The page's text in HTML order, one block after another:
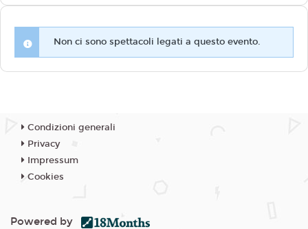
Non ci sono spettacoli legati a questo evento.
Condizioni generali
Privacy
Impressum
Cookies
Powered by